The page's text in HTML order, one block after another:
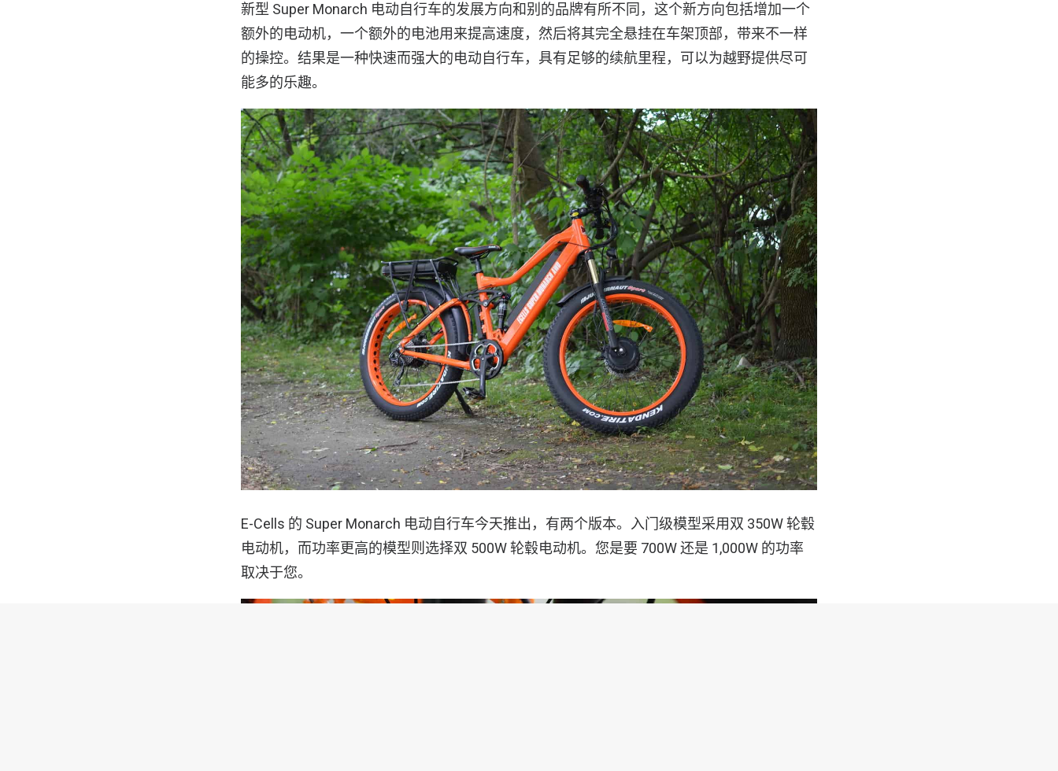
新型 Super Monarch 电动自行车的发展方向和别的品牌有所不同，这个新方向包括增加一个
额外的电动机，一个额外的电池用来提高速度，然后将其完全悬挂在车架顶部，带来不一样
的操控。结果是一种快速而强大的电动自行车，具有足够的续航里程，可以为越野提供尽可
能多的乐趣。
E-Cells 的 Super Monarch 电动自行车今天推出，有两个版本。入门级模型采用双 350W 轮毂
电动机，而功率更高的模型则选择双 500W 轮毂电动机。您是要 700W 还是 1,000W 的功率
取决于您。